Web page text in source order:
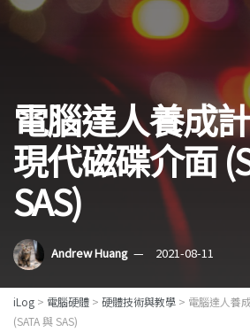
電腦達人養成
現代磁碟介面
SAS)
Andrew Huang 2021-08-11
iLog > 電腦硬體 > 硬體技術與教學 > 電腦達人養
(SATA 與 SAS)